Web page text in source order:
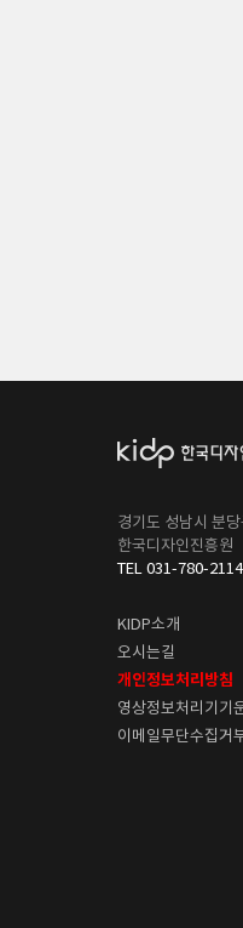
경기도 성남시 분
한국디자인진흥원
TEL 031-780-2114
KIDP소개
오시는길
개인정보처리방침
영상정보처리기기
이메일무단수집거